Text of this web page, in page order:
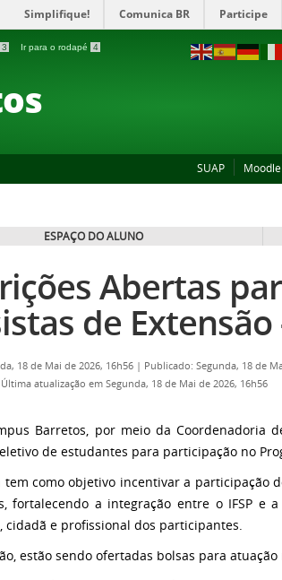
Simplifique! Comunica BR Participe
3 Ir para o rodapé 4
SUAP Moodle
ESPAÇO DO ALUNO
Abertas
de
18 de Mai de 2026, 16h56 | Publicado: Segunda, 18 de
Última atualização em Segunda, 18 de Mai de 2026, 16h56
Barretos, por meio da Coordenadoria
de estudantes para participação no
tem como objetivo incentivar a participação
fortalecendo a integração entre o IFSP e
cidadã e profissional dos participantes.
estão sendo ofertadas bolsas para